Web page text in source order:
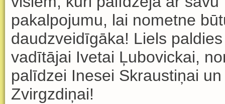
pakalpojumu, lai nometne
daudzveidīgāka! Liels
vadītājai Ivetai Ļubovickai,
palīdzei Inesei Skraustiņai
Zvirgzdiņai!